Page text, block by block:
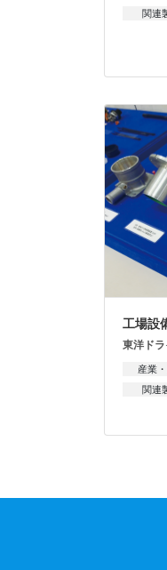
関連
工場設
東洋ド
産業
関連